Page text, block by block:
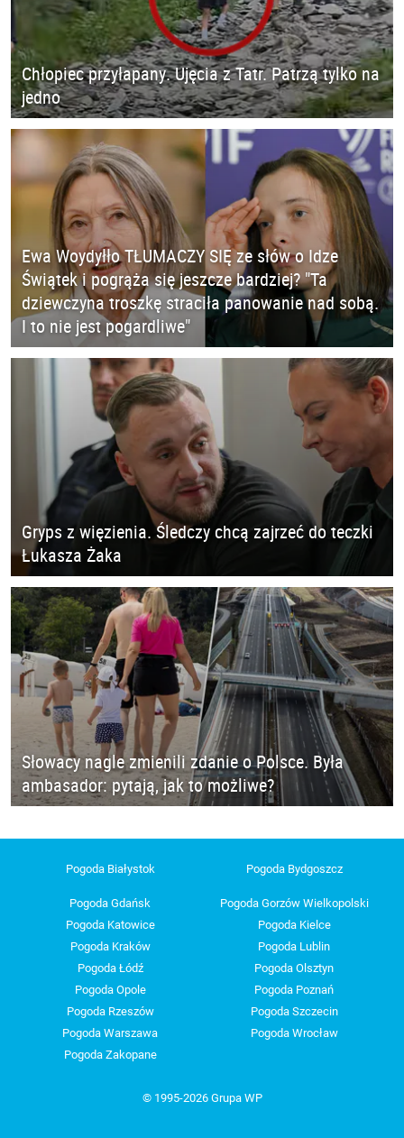
Chłopiec przyłapany. Ujęcia z Tatr. Patrzą tylko na
jedno
Ewa Woydyłło TŁUMACZY SIĘ ze słów o Idze
Świątek i pogrąża się jeszcze bardziej? "Ta
dziewczyna troszkę straciła panowanie nad sobą.
I to nie jest pogardliwe"
Gryps z więzienia. Śledczy chcą zajrzeć do teczki
Łukasza Żaka
Słowacy nagle zmienili zdanie o Polsce. Była
ambasador: pytają, jak to możliwe?
Pogoda Białystok Pogoda Bydgoszcz
Pogoda Gdańsk
Pogoda Gorzów Wielkopolski
Pogoda Katowice
Pogoda Kielce
Pogoda Kraków
Pogoda Lublin
Pogoda Łódź
Pogoda Olsztyn
Pogoda Opole
Pogoda Poznań
Pogoda Rzeszów
Pogoda Szczecin
Pogoda Warszawa
Pogoda Wrocław
Pogoda Zakopane
© 1995-2026 Grupa WP